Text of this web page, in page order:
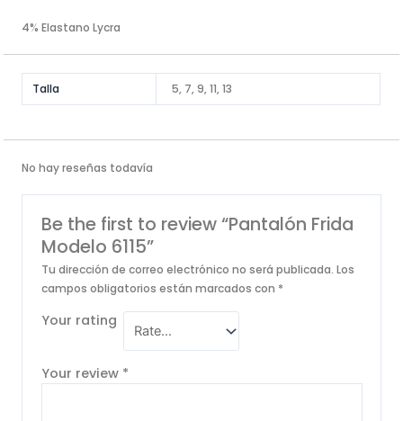
4% Elastano Lycra
Talla 5, 7, 9, 11, 13
No hay reseñas todavía
Be the first to review “Pantalón Frida
Modelo 6115”
Tu dirección de correo electrónico no será publicada. Los
campos obligatorios están marcados con *
Your rating
Your review *